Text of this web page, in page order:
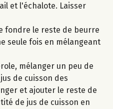
et l'échalote. Laisser
fondre le reste de beurre
seule fois en mélangeant
mélanger un peu de
de cuisson des
et ajouter le reste de
de jus de cuisson en